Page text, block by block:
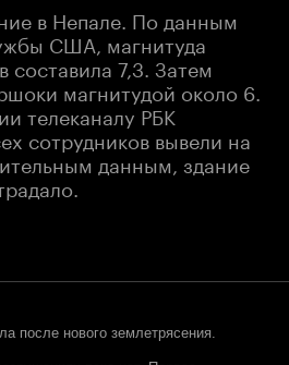
в Непале. По данным
США, магнитуда
составила 7,3. Затем
магнитудой около 6.
телеканалу РБК
сотрудников вывели на
данным, здание
после нового землетрясения.